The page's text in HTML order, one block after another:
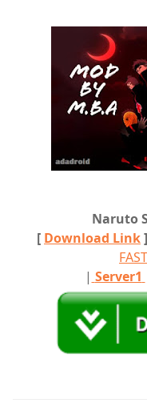
Naruto
[ Download Link]
| Server1